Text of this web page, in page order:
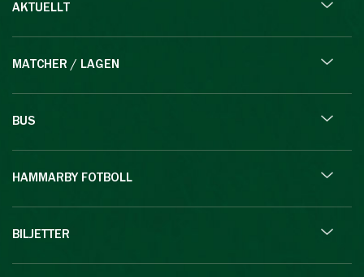
AKTUELLT
MATCHER / LAGEN
BUS
HAMMARBY FOTBOLL
BILJETTER